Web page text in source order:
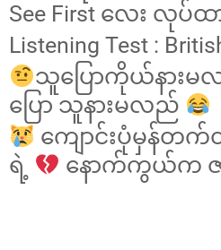
See First လေး လုပ်ထာ
Listening Test :
သူပြောကိုယ်နား
ပြော သူနားမလည်
ကျောင်းပုံမှန်တက်
ရဲ့
နောက်ကွယ်က ဇ